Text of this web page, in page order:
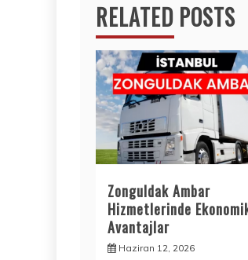
RELATED POSTS
Zonguldak Ambar
Hizmetlerinde
Avantajlar
Haziran 12, 2026